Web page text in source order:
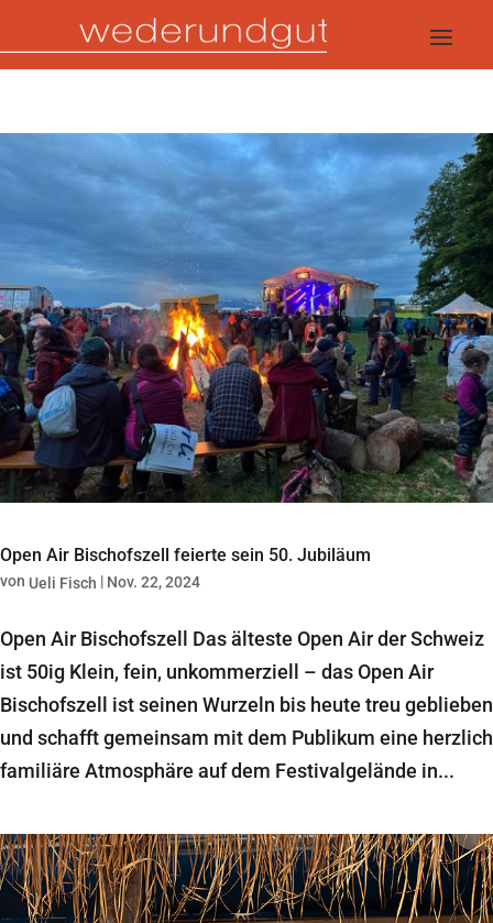
Open Air Bischofszell feierte sein 50. Jubiläum
von Ueli Fisch | Nov. 22, 2024
Open Air Bischofszell Das älteste Open Air der Schweiz
ist 50ig Klein, fein, unkommerziell – das Open Air
Bischofszell ist seinen Wurzeln bis heute treu geblieben
und schafft gemeinsam mit dem Publikum eine herzlich
familiäre Atmosphäre auf dem Festivalgelände in...